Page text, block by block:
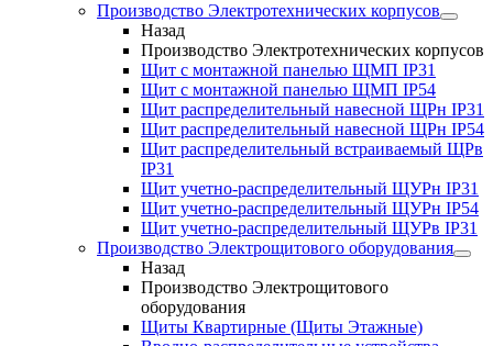
Производство Электротехнических корпусов
Назад
Производство Электротехнических корпусов
Щит с монтажной панелью ЩМП IP31
Щит с монтажной панелью ЩМП IP54
Щит распределительный навесной ЩРн IP31
Щит распределительный навесной ЩРн IP54
Щит распределительный встраиваемый ЩРв
IP31
Щит учетно-распределительный ЩУРн IP31
Щит учетно-распределительный ЩУРн IP54
Щит учетно-распределительный ЩУРв IP31
Производство Электрощитового оборудования
Назад
Производство Электрощитового
оборудования
Щиты Квартирные (Щиты Этажные)